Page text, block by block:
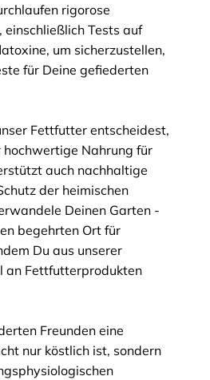
rigorose
Tests auf
um sicherzustellen,
für Deine gefiederten
Fettfutter entscheidest,
Nahrung für
auch nachhaltige
der heimischen
Deinen Garten -
begehrten Ort für
Du aus unserer
an Fettfutterprodukten
Freunden eine
nur köstlich ist, sondern